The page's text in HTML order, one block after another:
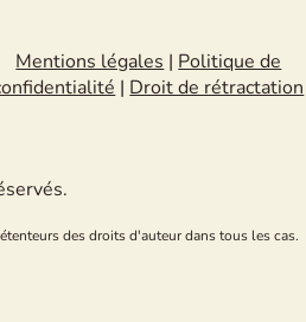
Mentions légales|Politique de
|Droit de rétractation
des droits d'auteur dans tous les cas.